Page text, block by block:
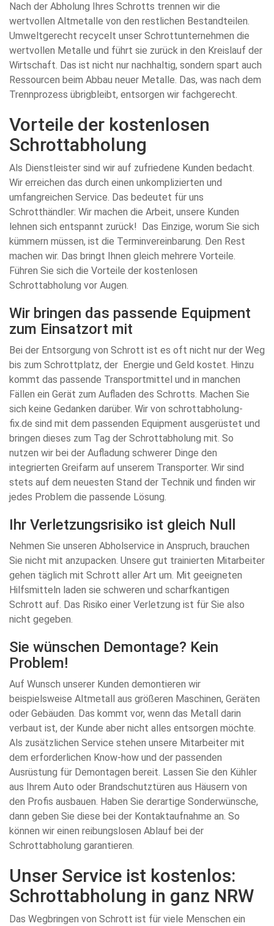
Nach der Abholung Ihres Schrotts trennen wir die
wertvollen Altmetalle von den restlichen Bestandteilen.
Umweltgerecht recycelt unser Schrottunternehmen die
wertvollen Metalle und führt sie zurück in den Kreislauf der
Wirtschaft. Das ist nicht nur nachhaltig, sondern spart auch
Ressourcen beim Abbau neuer Metalle. Das, was nach dem
Trennprozess übrigbleibt, entsorgen wir fachgerecht.
Vorteile der kostenlosen
Schrottabholung
Als Dienstleister sind wir auf zufriedene Kunden bedacht.
Wir erreichen das durch einen unkomplizierten und
umfangreichen Service. Das bedeutet für uns
Schrotthändler: Wir machen die Arbeit, unsere Kunden
lehnen sich entspannt zurück! Das Einzige, worum Sie sich
kümmern müssen, ist die Terminvereinbarung. Den Rest
machen wir. Das bringt Ihnen gleich mehrere Vorteile.
Führen Sie sich die Vorteile der kostenlosen
Schrottabholung vor Augen.
Wir bringen das passende Equipment
zum Einsatzort mit
Bei der Entsorgung von Schrott ist es oft nicht nur der Weg
bis zum Schrottplatz, der Energie und Geld kostet. Hinzu
kommt das passende Transportmittel und in manchen
Fällen ein Gerät zum Aufladen des Schrotts. Machen Sie
sich keine Gedanken darüber. Wir von schrottabholung-
fix.de sind mit dem passenden Equipment ausgerüstet und
bringen dieses zum Tag der Schrottabholung mit. So
nutzen wir bei der Aufladung schwerer Dinge den
integrierten Greifarm auf unserem Transporter. Wir sind
stets auf dem neuesten Stand der Technik und finden wir
jedes Problem die passende Lösung.
Ihr Verletzungsrisiko ist gleich Null
Nehmen Sie unseren Abholservice in Anspruch, brauchen
Sie nicht mit anzupacken. Unsere gut trainierten Mitarbeiter
gehen täglich mit Schrott aller Art um. Mit geeigneten
Hilfsmitteln laden sie schweren und scharfkantigen
Schrott auf. Das Risiko einer Verletzung ist für Sie also
nicht gegeben.
Sie wünschen Demontage? Kein
Problem!
Auf Wunsch unserer Kunden demontieren wir
beispielsweise Altmetall aus größeren Maschinen, Geräten
oder Gebäuden. Das kommt vor, wenn das Metall darin
verbaut ist, der Kunde aber nicht alles entsorgen möchte.
Als zusätzlichen Service stehen unsere Mitarbeiter mit
dem erforderlichen Know-how und der passenden
Ausrüstung für Demontagen bereit. Lassen Sie den Kühler
aus Ihrem Auto oder Brandschutztüren aus Häusern von
den Profis ausbauen. Haben Sie derartige Sonderwünsche,
dann geben Sie diese bei der Kontaktaufnahme an. So
können wir einen reibungslosen Ablauf bei der
Schrottabholung garantieren.
Unser Service ist kostenlos:
Schrottabholung in ganz NRW
Das Wegbringen von Schrott ist für viele Menschen ein